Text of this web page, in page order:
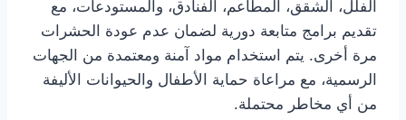
الفلل، الشقق، المطاعم، الفنادق، والمستودعات، مع
تقديم برامج متابعة دورية لضمان عدم عودة الحشرات
مرة أخرى. يتم استخدام مواد آمنة ومعتمدة من الجهات
الرسمية، مع مراعاة حماية الأطفال والحيوانات الأليفة
من أي مخاطر محتملة.